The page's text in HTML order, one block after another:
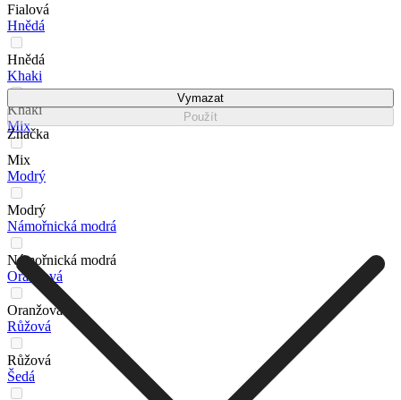
Fialová
Hnědá
Hnědá
Khaki
Khaki
Mix
Mix
Modrý
Modrý
Námořnická modrá
Námořnická modrá
Oranžová
Oranžová
Růžová
Růžová
Šedá
Vymazat
Použít
Značka